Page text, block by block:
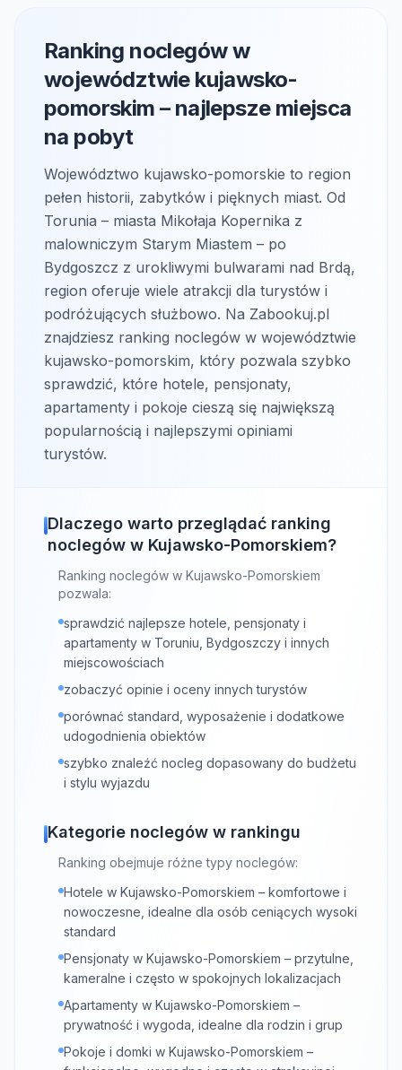
Ranking noclegów w
województwie kujawsko-
pomorskim – najlepsze miejsca
na pobyt
Województwo kujawsko-pomorskie to region
pełen historii, zabytków i pięknych miast. Od
Torunia – miasta Mikołaja Kopernika z
malowniczym Starym Miastem – po
Bydgoszcz z urokliwymi bulwarami nad Brdą,
region oferuje wiele atrakcji dla turystów i
podróżujących służbowo. Na Zabookuj.pl
znajdziesz ranking noclegów w województwie
kujawsko-pomorskim, który pozwala szybko
sprawdzić, które hotele, pensjonaty,
apartamenty i pokoje cieszą się największą
popularnością i najlepszymi opiniami
turystów.
Dlaczego warto przeglądać ranking
noclegów w Kujawsko-Pomorskiem?
Ranking noclegów w Kujawsko-Pomorskiem
pozwala:
sprawdzić najlepsze hotele, pensjonaty i
apartamenty w Toruniu, Bydgoszczy i innych
miejscowościach
zobaczyć opinie i oceny innych turystów
porównać standard, wyposażenie i dodatkowe
udogodnienia obiektów
szybko znaleźć nocleg dopasowany do budżetu
i stylu wyjazdu
Kategorie noclegów w rankingu
Ranking obejmuje różne typy noclegów:
Hotele w Kujawsko-Pomorskiem – komfortowe i
nowoczesne, idealne dla osób ceniących wysoki
standard
Pensjonaty w Kujawsko-Pomorskiem – przytulne,
kameralne i często w spokojnych lokalizacjach
Apartamenty w Kujawsko-Pomorskiem –
prywatność i wygoda, idealne dla rodzin i grup
Pokoje i domki w Kujawsko-Pomorskiem –